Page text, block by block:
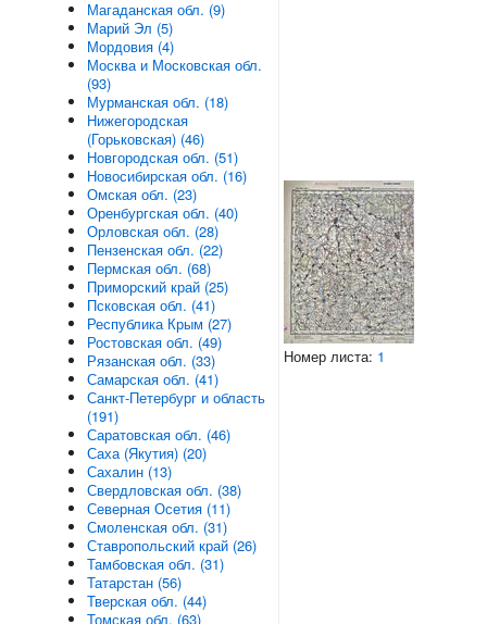
Номер листа: 1
Магаданская обл. (9)
Марий Эл (5)
Мордовия (4)
Москва и Московская обл.
(93)
Мурманская обл. (18)
Нижегородская
(Горьковская) (46)
Новгородская обл. (51)
Новосибирская обл. (16)
Омская обл. (23)
Оренбургская обл. (40)
Орловская обл. (28)
Пензенская обл. (22)
Пермская обл. (68)
Приморский край (25)
Псковская обл. (41)
Республика Крым (27)
Ростовская обл. (49)
Рязанская обл. (33)
Самарская обл. (41)
Санкт-Петербург и область
(191)
Саратовская обл. (46)
Саха (Якутия) (20)
Сахалин (13)
Свердловская обл. (38)
Северная Осетия (11)
Смоленская обл. (31)
Ставропольский край (26)
Тамбовская обл. (31)
Татарстан (56)
Тверская обл. (44)
Томская обл. (63)